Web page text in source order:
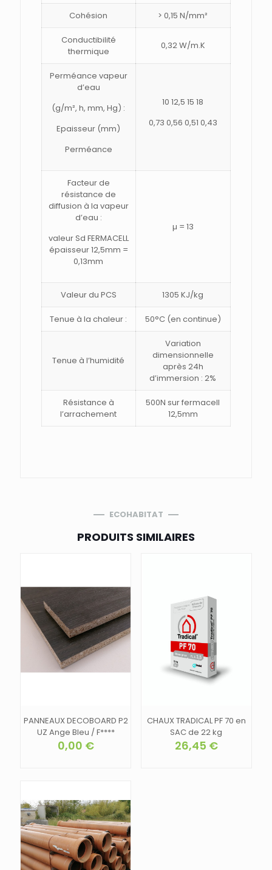
Cohésion > 0,15 N/mm²
Conductibilité
thermique
0,32 W/m.K
Perméance vapeur
d’eau
(g/m², h, mm, Hg) :
Epaisseur (mm)
Perméance
10 12,5 15 18
0,73 0,56 0,51 0,43
Facteur de
résistance de
diffusion à la vapeur
d’eau :
valeur Sd FERMACELL
épaisseur 12,5mm =
0,13mm
µ = 13
Valeur du PCS 1305 KJ/kg
Tenue à la chaleur : 50°C (en continue)
Tenue à l’humidité
Variation
dimensionnelle
après 24h
d’immersion : 2%
Résistance à
l’arrachement
500N sur fermacell
12,5mm
ECOHABITAT
PRODUITS SIMILAIRES
PANNEAUX DECOBOARD P2
UZ Ange Bleu / F****
0,00 €
CHAUX TRADICAL PF 70 en
SAC de 22 kg
26,45 €